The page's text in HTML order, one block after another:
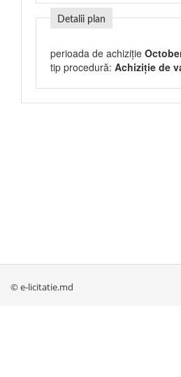
Detalii plan
perioada de achiziție
tip procedură: Achiziție de
© e-licitatie.md